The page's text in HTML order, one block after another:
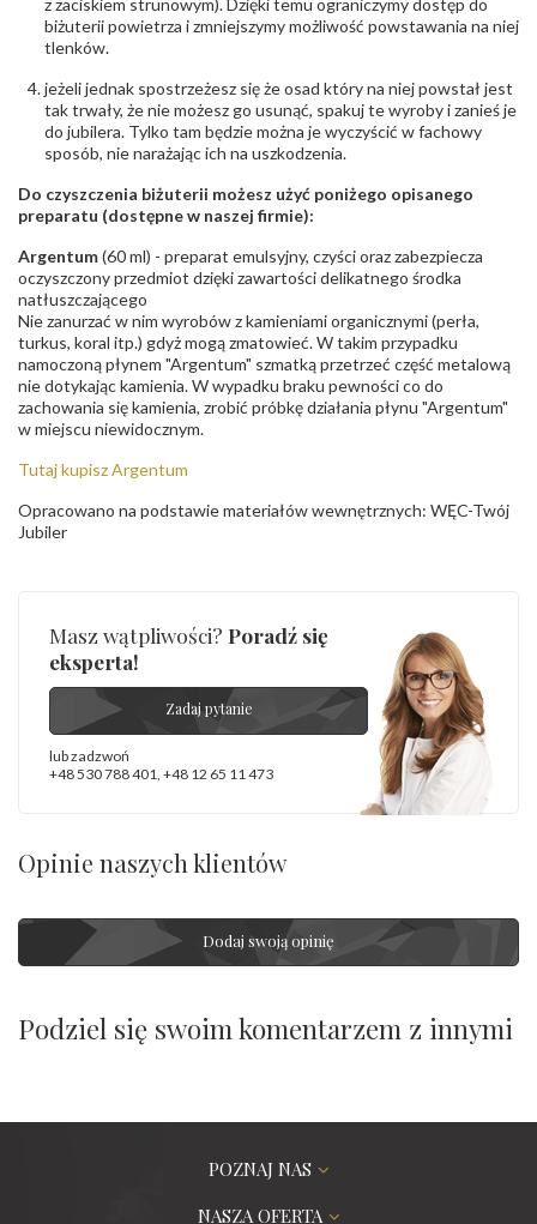
z zaciskiem strunowym). Dzięki temu ograniczymy dostęp do
biżuterii powietrza i zmniejszymy możliwość powstawania na niej
tlenków.
jeżeli jednak spostrzeżesz się że osad który na niej powstał jest
tak trwały, że nie możesz go usunąć, spakuj te wyroby i zanieś je
do jubilera. Tylko tam będzie można je wyczyścić w fachowy
sposób, nie narażając ich na uszkodzenia.
Do czyszczenia biżuterii możesz użyć poniżego opisanego
preparatu (dostępne w naszej firmie):
Argentum(60 ml) - preparat emulsyjny, czyści oraz zabezpiecza
oczyszczony przedmiot dzięki zawartości delikatnego środka
natłuszczającego
Nie zanurzać w nim wyrobów z kamieniami organicznymi (perła,
turkus, koral itp.) gdyż mogą zmatowieć. W takim przypadku
namoczoną płynem "Argentum" szmatką przetrzeć część metalową
nie dotykając kamienia. W wypadku braku pewności co do
zachowania się kamienia, zrobić próbkę działania płynu "Argentum"
w miejscu niewidocznym.
Tutaj kupisz Argentum
Opracowano na podstawie materiałów wewnętrznych: WĘC-Twój
Jubiler
Masz wątpliwości? Poradź się
eksperta!
Zadaj pytanie
lub zadzwoń
+48 530 788 401, +48 12 65 11 473
Opinie naszych klientów
Dodaj swoją opinię
Podziel się swoim komentarzem z innymi
POZNAJ NAS
NASZA OFERTA